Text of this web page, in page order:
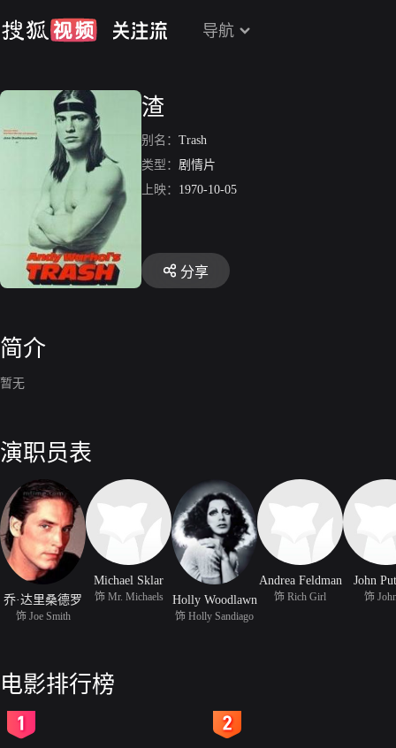
导航
渣
别名： Trash
类型： 剧情片
上映： 1970-10-05
分享
简介
暂无
演职员表
乔·达里桑德罗
饰 Joe Smith
Michael Sklar
饰 Mr. Michaels Holly Woodlawn
饰 Holly Sandiago
Andrea Feldman
饰 Rich Girl
John
饰
电影排行榜